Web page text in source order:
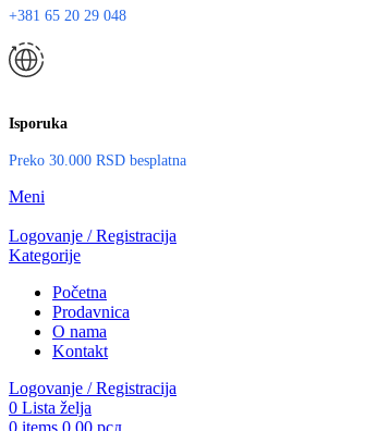
+381 65 20 29 048
Isporuka
Preko 30.000 RSD besplatna
Meni
Logovanje / Registracija
Kategorije
Početna
Prodavnica
O nama
Kontakt
Logovanje / Registracija
0 Lista želja